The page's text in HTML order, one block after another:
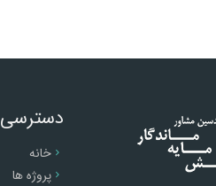
دسترسی
خانه
پروژه ها